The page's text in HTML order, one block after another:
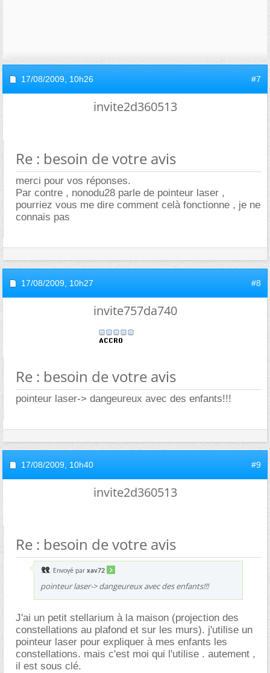
17/08/2009, 10h26 #7
invite2d360513
Re : besoin de votre avis
merci pour vos réponses.
Par contre , nonodu28 parle de pointeur laser ,
pourriez vous me dire comment celà fonctionne , je ne
connais pas
17/08/2009, 10h27 #8
invite757da740
Re : besoin de votre avis
pointeur laser-> dangeureux avec des enfants!!!
17/08/2009, 10h40 #9
invite2d360513
Re : besoin de votre avis
Envoyé par xav72
pointeur laser-> dangeureux avec des enfants!!!
J'ai un petit stellarium à la maison (projection des
constellations au plafond et sur les murs). j'utilise un
pointeur laser pour expliquer à mes enfants les
constellations. mais c'est moi qui l'utilise . autement ,
il est sous clé.